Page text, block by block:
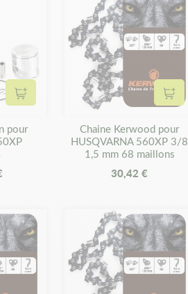
Ajouter au panier
pour
Chaine Kerwood pour
HUSQVARNA 560XP 3/8
1,5 mm 68 maillons
30,42 €